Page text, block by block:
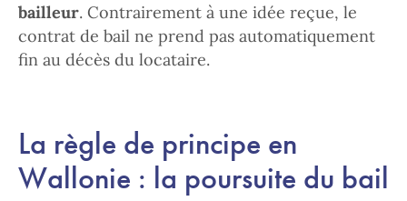
bailleur. Contrairement à une idée reçue, le
contrat de bail ne prend pas automatiquement
fin au décès du locataire.
La règle de principe en
Wallonie : la poursuite du bail